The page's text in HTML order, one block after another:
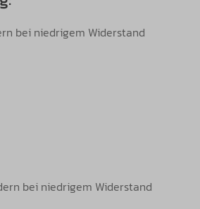
bei niedrigem Widerstand
bei niedrigem Widerstand